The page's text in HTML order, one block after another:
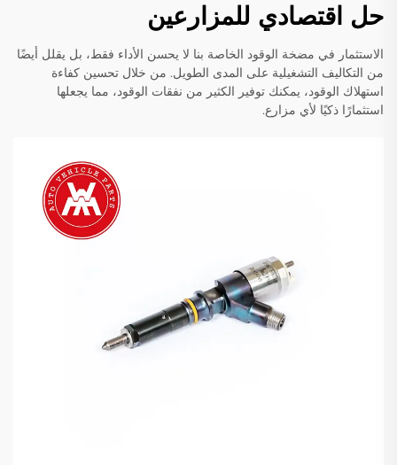
حل اقتصادي للمزارعين
الاستثمار في مضخة الوقود الخاصة بنا لا يحسن الأداء فقط، بل يقلل أيضًا
من التكاليف التشغيلية على المدى الطويل. من خلال تحسين كفاءة
استهلاك الوقود، يمكنك توفير الكثير من نفقات الوقود، مما يجعلها
استثمارًا ذكيًا لأي مزارع.